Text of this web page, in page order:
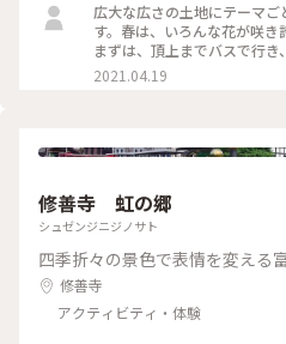
広大な広さの土地にテーマ
す。春は、いろんな花が咲き
まずは、頂上までバスで行
めです。 #花を愉しむ #ガーデン #熱海 #フォトコン #コ
ンテスト
2021.04.19
修善寺 虹の郷
シュゼンジニジノサト
四季折々の景色で表情を変える
修善寺
アクティビティ・体験